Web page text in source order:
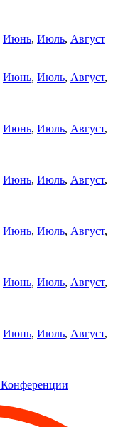
Июнь, Июль, Август
Июнь, Июль, Август,
Июнь, Июль, Август,
Июнь, Июль, Август,
Июнь, Июль, Август,
Июнь, Июль, Август,
Июнь, Июль, Август,
Конференции